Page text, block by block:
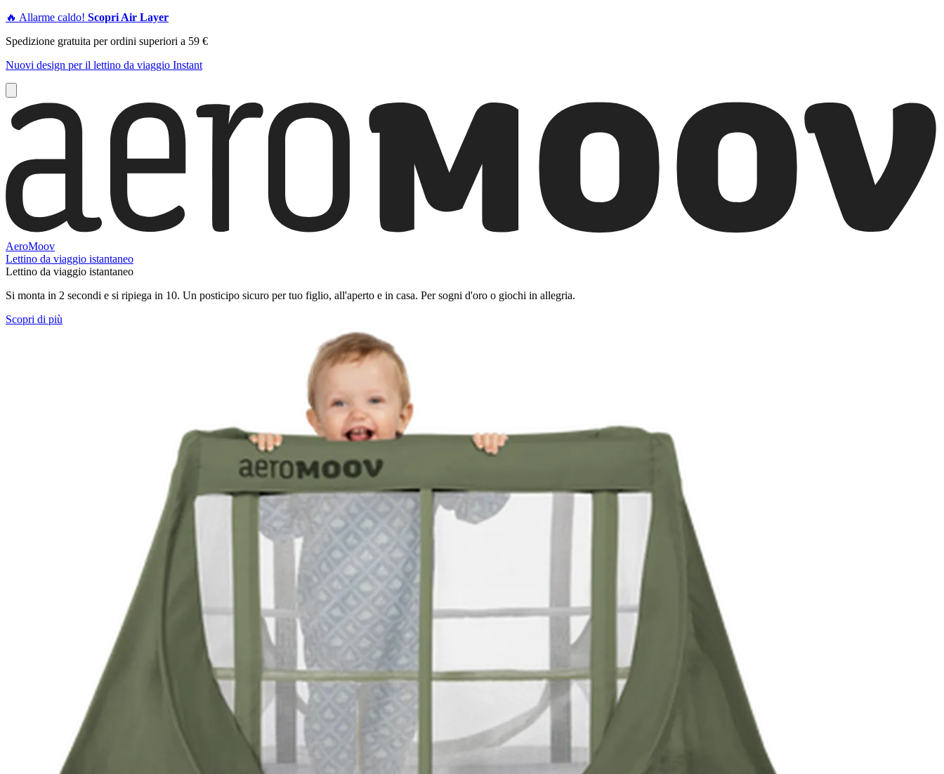
🔥 Allarme caldo! Scopri Air Layer
Spedizione gratuita per ordini superiori a 59 €
Nuovi design per il lettino da viaggio Instant
AeroMoov
Lettino da viaggio istantaneo
Lettino da viaggio istantaneo
Si monta in 2 secondi e si ripiega in 10. Un posticipo sicuro per tuo figlio, all'aperto e in casa. Per sogni d'oro o giochi in allegria.
Scopri di più